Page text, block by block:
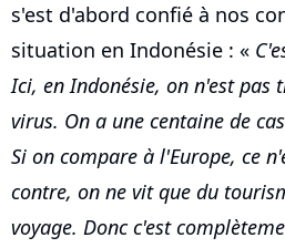
s'est d'abord confié à nos
situation en Indonésie : «
Ici, en Indonésie, on n'est pas
virus. On a une centaine de
Si on compare à l'Europe, ce
contre, on ne vit que du
voyage. Donc c'est